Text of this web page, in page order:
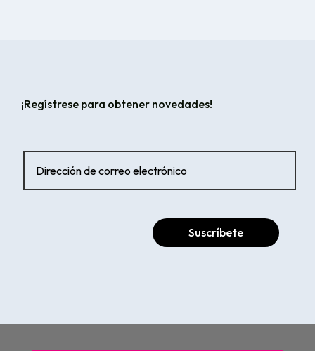
¡Regístrese para obtener novedades!
Suscríbete